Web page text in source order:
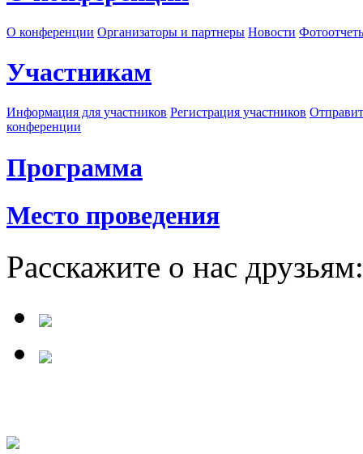
О конференции Организаторы и партнеры Новости
Участникам
Информация для участников Регистрация участников
конференции
Программа
Место проведения
Расскажите о нас друзьям: